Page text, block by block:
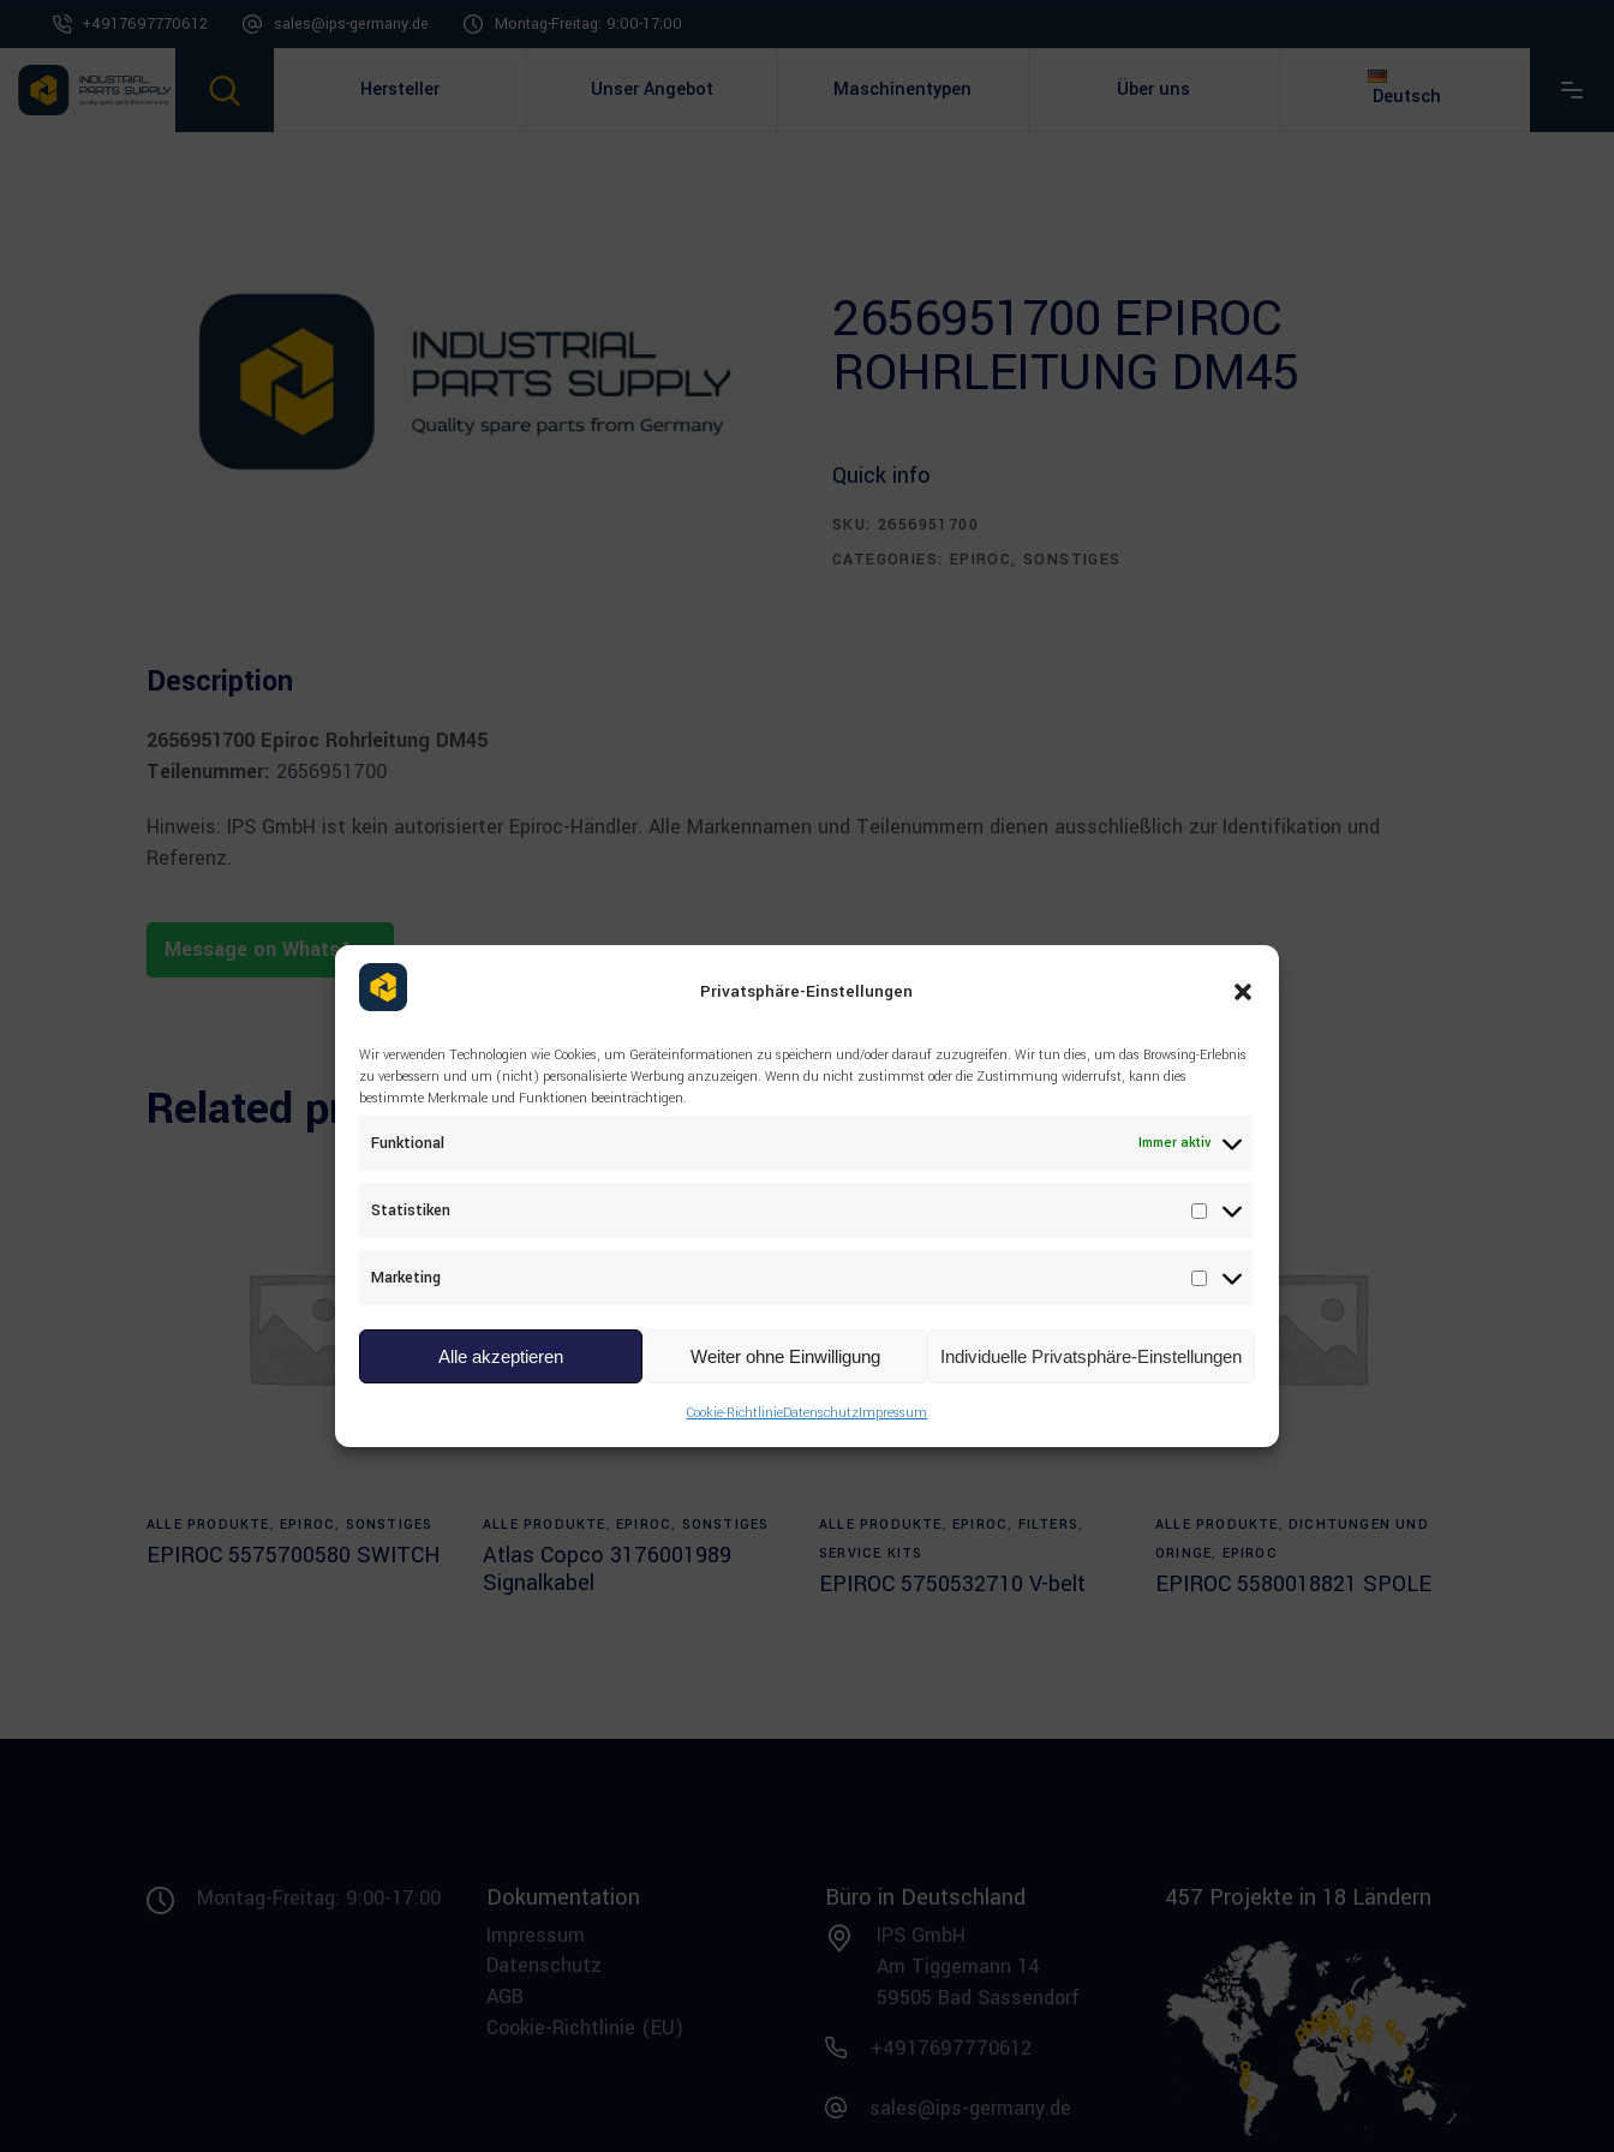
Privatsphäre-Einstellungen
Wir verwenden Technologien wie Cookies, um Geräteinformationen zu speichern und/oder darauf zuzugreifen. Wir tun dies, um das Browsing-Erlebnis
zu verbessern und um (nicht) personalisierte Werbung anzuzeigen. Wenn du nicht zustimmst oder die Zustimmung widerrufst, kann dies
bestimmte Merkmale und Funktionen beeinträchtigen.
Funktional Immer aktiv
Statistiken Statistiken
Marketing Marketing
Alle akzeptieren Weiter ohne Einwilligung Individuelle Privatsphäre-Einstellungen
Cookie-RichtlinieDatenschutzImpressum
+4917697770612 sales@ips-germany.de Montag-Freitag: 9:00-17:00
Hersteller Unser Angebot Maschinentypen Über uns Deutsch
2656951700 EPIROC
ROHRLEITUNG DM45
Quick info
SKU: 2656951700
CATEGORIES: EPIROC, SONSTIGES
Description
2656951700 Epiroc Rohrleitung DM45
Teilenummer: 2656951700
Hinweis: IPS GmbH ist kein autorisierter Epiroc-Händler. Alle Markennamen und Teilenummern dienen ausschließlich zur Identifikation und
Referenz.
Message on WhatsApp
Related products
Read more
ALLE PRODUKTE , EPIROC , SONSTIGES
EPIROC 5575700580 SWITCH
Read more
ALLE PRODUKTE , EPIROC , SONSTIGES
Atlas Copco 3176001989
Signalkabel
Read more
ALLE PRODUKTE , EPIROC , FILTERS ,
SERVICE KITS
EPIROC 5750532710 V-belt
Read more
ALLE PRODUKTE , DICHTUNGEN UND
ORINGE, EPIROC
EPIROC 5580018821 SPOLE
Montag-Freitag: 9:00-17:00 Dokumentation
Impressum
Datenschutz
AGB
Cookie-Richtlinie (EU)
Büro in Deutschland
IPS GmbH
Am Tiggemann 14
59505 Bad Sassendorf
+4917697770612
sales@ips-germany.de
457 Projekte in 18 Ländern